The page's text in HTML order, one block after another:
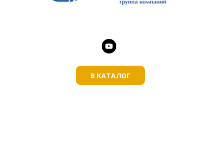
В КАТАЛОГ